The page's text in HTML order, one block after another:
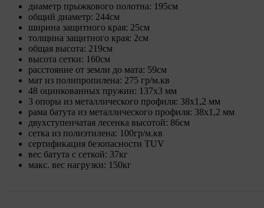
диаметр прыжкового полотна: 195см
общий диаметр: 244см
ширина защитного края: 25см
толщина защитного края: 2см
общая высота: 219см
высота сетки: 160см
расстояние от земли до мата: 59см
мат из полипропилена: 275 гр/м.кв
48 оцинкованных пружин: 137х3 мм
3 опоры из металлического профиля: 38х1,2 мм
рама батута из металлического профиля: 38х1,2 мм
двухступенчатая лесенка высотой: 86см
сетка из полиэтилена: 100гр/м.кв
сертификация безопасности TUV
вес батута с сеткой: 37кг
макс. вес нагрузки: 150кг